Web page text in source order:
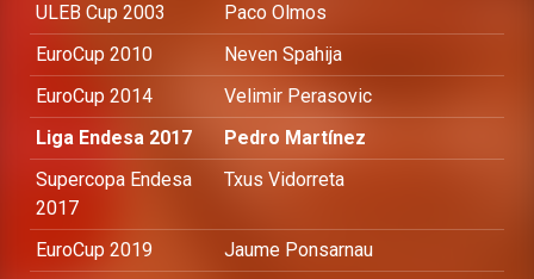
ULEB Cup 2003
Paco Olmos
EuroCup 2010
Neven Spahija
EuroCup 2014
Velimir Perasovic
Liga Endesa 2017
Pedro Martínez
Supercopa Endesa
2017
Txus Vidorreta
EuroCup 2019
Jaume Ponsarnau